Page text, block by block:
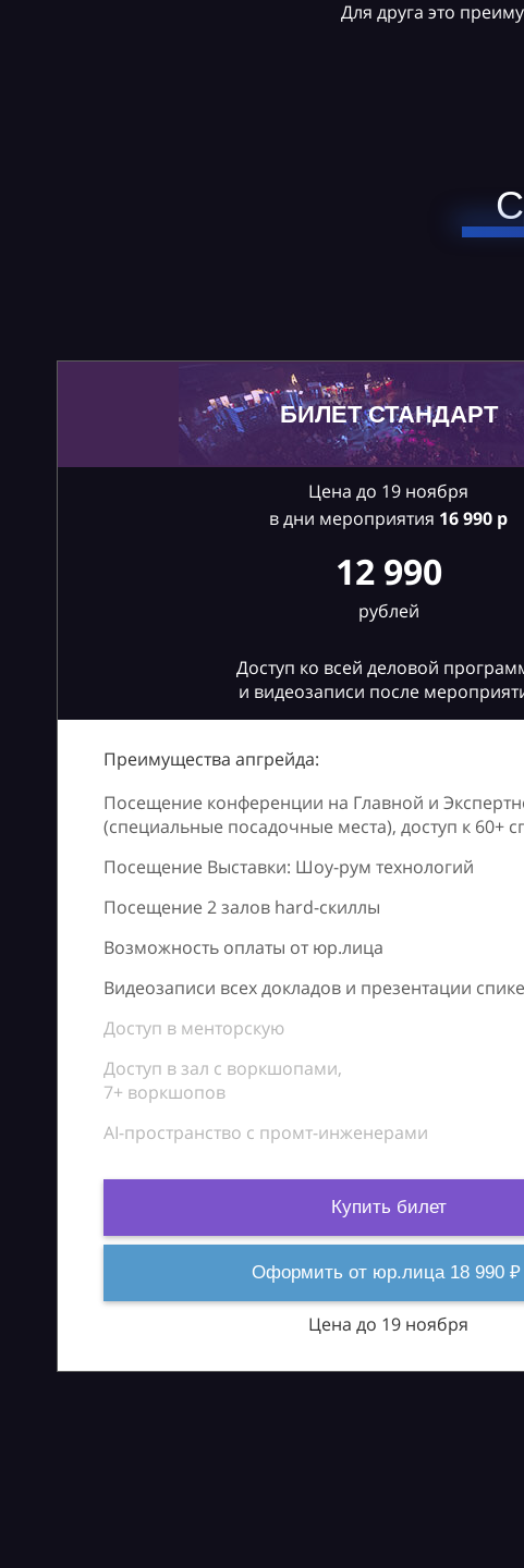
Для друга это
БИЛЕТ СТАНДАРТ
Цена до 19 ноября
в дни мероприятия 16990 р
12 990
рублей
Доступ ко всей деловой
и видеозаписи после
Преимущества апгрейда:
Посещение конференции на Главной и
(специальные посадочные места), доступ к 60+
Посещение Выставки: Шоу-рум технологий
Посещение 2 залов hard-скиллы
Возможность оплаты от юр.лица
Видеозаписи всех докладов и презентации
Доступ в менторскую
Доступ в зал с воркшопами,
7+ воркшопов
AI-пространство с промт-инженерами
Купить билет
Оформить от юр.лица 18 990 ₽
Цена до 19 ноября